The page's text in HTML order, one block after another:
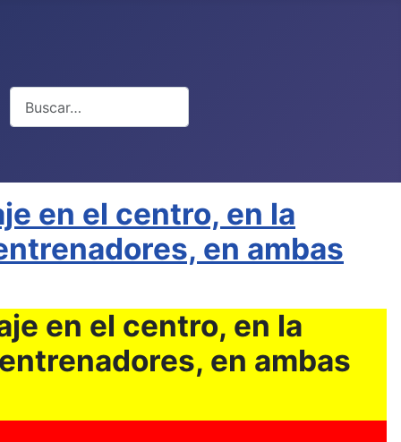
en el centro, en la
en ambas
en el centro, en la
en ambas